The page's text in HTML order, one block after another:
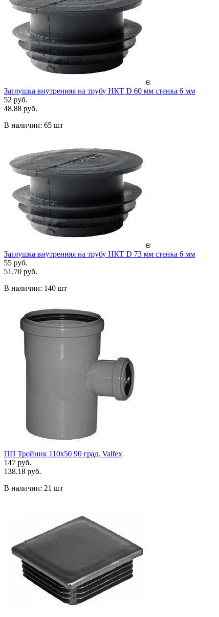
Заглушка внутренняя на трубу НКТ D 60 мм стенка 6 мм
52 руб.
48.88 руб.
В наличии: 65 шт
Заглушка внутренняя на трубу НКТ D 73 мм стенка 6 мм
55 руб.
51.70 руб.
В наличии: 140 шт
ПП Тройник 110х50 90 град. Valfex
147 руб.
138.18 руб.
В наличии: 21 шт